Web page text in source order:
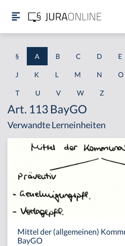
§ A B C D E
J K L M N O
T U V W Z
Art. 113 BayGO
Verwandte Lerneinheiten
Mittel der (allgemeinen)
BayGO